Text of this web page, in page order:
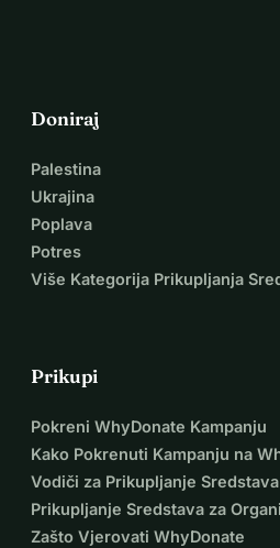
Doniraj
Palestina
Ukrajina
Poplava
Potres
Više Kategorija Prikupljanja
Prikupi
Pokreni WhyDonate Kampanju
Kako Pokrenuti Kampanju na
Vodiči za Prikupljanje Sredstava
Prikupljanje Sredstava za
Zašto Vjerovati WhyDonate